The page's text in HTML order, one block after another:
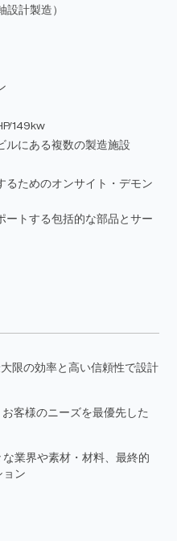
設計製造）
149kw
ルにある複数の製造施設
るためのオンサイト・デモン
ートする包括的な部品とサー
限の効率と高い信頼性で設計
客様のニーズを最優先した
業界や素材・材料、最終的
ョン